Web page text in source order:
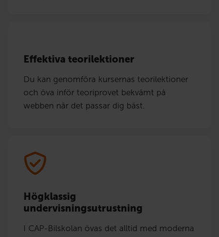
Effektiva teorilektioner
Du kan genomföra kursernas teorilektioner
och öva inför teoriprovet bekvämt på
webben när det passar dig bäst.
Högklassig
undervisningsutrustning
I CAP-Bilskolan övas det alltid med moderna